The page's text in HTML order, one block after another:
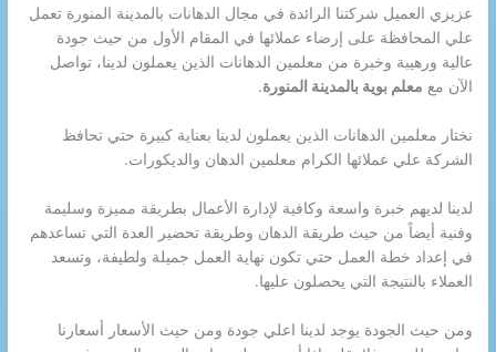
عزيزي العميل شركتنا الرائدة في مجال الدهانات بالمدينة المنورة تعمل
علي المحافظة على إرضاء عملائها في المقام الأول من حيث جودة
عالية ورهيبة وخبرة من معلمين الدهانات الذين يعملون لدينا، تواصل
الآن مع معلم بوية بالمدينة المنورة.
نختار معلمين الدهانات الذين يعملون لدينا بعناية كبيرة حتي تحافظ
الشركة علي عملائها الكرام معلمين الدهان والديكورات.
لدينا لديهم خبرة واسعة وكافية لإدارة الأعمال بطريقة مميزة وسليمة
وفنية أيضاً من حيث طريقة الدهان وطريقة تحضير العدة التي تساعدهم
في إعداد خطة العمل حتي تكون نهاية العمل جميلة ولطيفة، وتسعد
العملاء بالنتيجة التي يحصلون عليها.
ومن حيث الجودة يوجد لدينا اعلي جودة ومن حيث الأسعار أسعارنا